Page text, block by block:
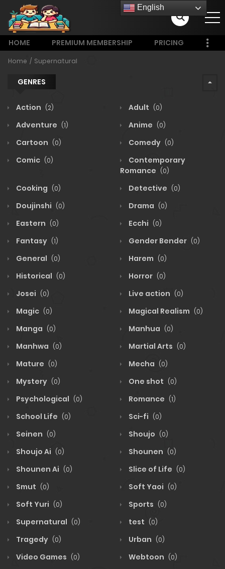
HOME PREMIUM MEMBERSHIP PRICING
Home Supernatural
GENRES
Action (2) Adult (0)
Adventure (1) Anime (0)
Cartoon (0) Comedy (0)
Comic (0)
Contemporary
Romance (0)
Cooking (0) Detective (0)
Doujinshi (0) Drama (0)
Eastern (0) Ecchi (0)
Fantasy (1) Gender Bender (0)
General (0) Harem (0)
Historical (0) Horror (0)
Josei (0) Live action (0)
Magic (0) Magical Realism (0)
Manga (0) Manhua (0)
Manhwa (0) Martial Arts (0)
Mature (0) Mecha (0)
Mystery (0) One shot (0)
Psychological (0) Romance (1)
School Life (0) Sci-fi (0)
Seinen (0) Shoujo (0)
Shoujo Ai (0) Shounen (0)
Shounen Ai (0) Slice of Life (0)
Smut (0) Soft Yaoi (0)
Soft Yuri (0) Sports (0)
Supernatural (0) test (0)
Tragedy (0) Urban (0)
Video Games (0) Webtoon (0)
English